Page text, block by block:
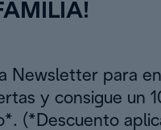
Newsletter para
y consigue un
(*Descuento